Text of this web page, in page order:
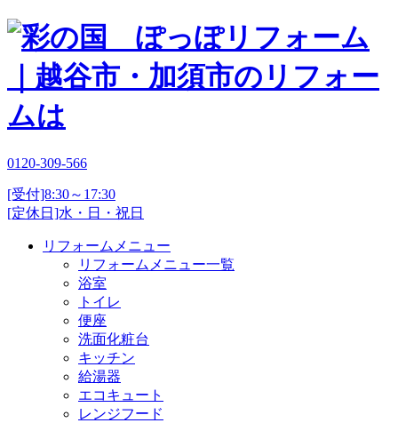
0120-309-566
[受付]8:30～17:30
[定休日]水・日・祝日
リフォームメニュー
リフォームメニュー一覧
浴室
トイレ
便座
洗面化粧台
キッチン
給湯器
エコキュート
レンジフード